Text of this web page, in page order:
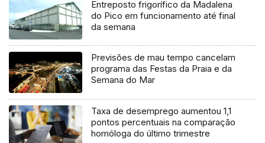
Entreposto frigorífico da Madalena
do Pico em funcionamento até final
da semana
Previsões de mau tempo cancelam
programa das Festas da Praia e da
Semana do Mar
Taxa de desemprego aumentou 1,1
pontos percentuais na comparação
homóloga do último trimestre